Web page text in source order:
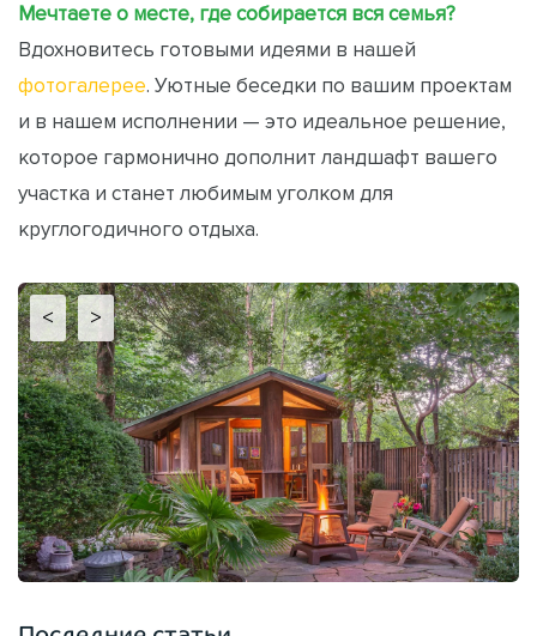
Мечтаете о месте, где собирается вся семья?
Вдохновитесь готовыми идеями в нашей
фотогалерее. Уютные беседки по вашим проектам
и в нашем исполнении — это идеальное решение,
которое гармонично дополнит ландшафт вашего
участка и станет любимым уголком для
круглогодичного отдыха.
< >